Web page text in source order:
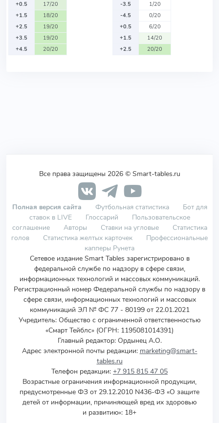
+0.5
17/20
+1.5
18/20
+2.5
19/20
+3.5
19/20
+4.5
20/20
-3.5
1/20
-4.5
0/20
+0.5
6/20
+1.5
14/20
+2.5
20/20
Все права защищены 2026 © Smart-tables.ru
Полная версия сайта Футбольная статистика
Бот для
ставок в LIVE
Глоссарий
Пользовательское
соглашение
Авторы Ставки на угловые
Статистика
голов
Статистика желтых карточек
Профессиональные
капперы Рунета
Сетевое издание Smart Tables зарегистрировано в
федеральной службе по надзору в сфере связи,
информационных технологий и массовых коммуникаций.
Регистрационный номер Федеральной службы по надзору в
сфере связи, информационных технологий и массовых
коммуникаций ЭЛ № ФС 77 - 80199 от 22.01.2021
Учредитель: Общество с ограниченной ответственностью
«Смарт Тейблс» (ОГРН: 1195081014391)
Главный редактор: Ордынец А.О.
Адрес электронной почты редакции: marketing@smart-
tables.ru
Телефон редакции: +7 915 815 47 05
Возрастные ограничения информационной продукции,
предусмотренные ФЗ от 29.12.2010 N436-ФЗ «О защите
детей от информации, причиняющей вред их здоровью
и развитию»: 18+